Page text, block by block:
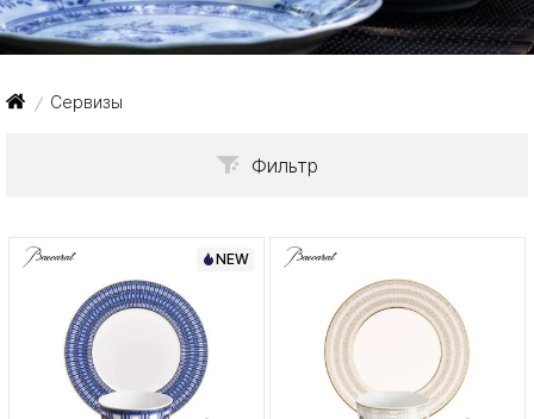
/ Сервизы
Фильтр
NEW